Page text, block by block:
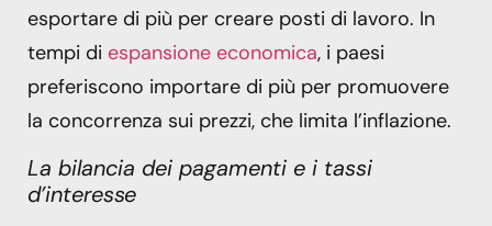
esportare di più per creare posti di lavoro. In
tempi di espansione economica, i paesi
preferiscono importare di più per promuovere
la concorrenza sui prezzi, che limita l’inflazione.
La bilancia dei pagamenti e i tassi
d’interesse